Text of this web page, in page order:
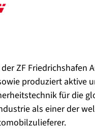
ZF Friedrichshafen
produziert aktive
für die
als einer der